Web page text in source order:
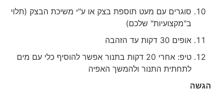
סוגרים עם מעט תוספת בצק או ע"י משיכת הבצק (תלוי
ב"מקצועיות" שלכם)
אופים 30 דקות עד הזהבה
טיפ: אחרי 20 דקות בתנור אפשר להוסיף כלי עם מים
לתחתית התנור ולהמשך האפיה
הגשה